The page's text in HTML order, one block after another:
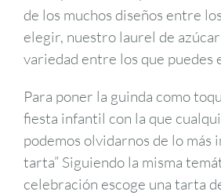
de los muchos diseños entre
elegir, nuestro laurel de
variedad entre los que puedes
Para poner la guinda como
fiesta infantil con la que
podemos olvidarnos de lo más
tarta” Siguiendo la misma
celebración escoge una tarta